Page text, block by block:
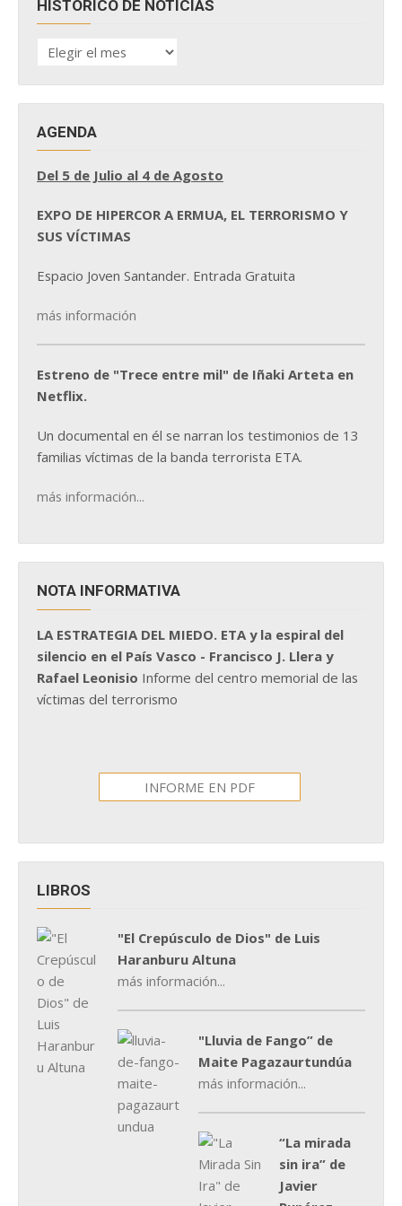
HISTÓRICO DE NOTICIAS
HISTÓRICO
DE
AGENDA
Del 5 de Julio al 4 de Agosto
EXPO DE HIPERCOR A ERMUA, EL TERRORISMO Y
SUS VÍCTIMAS
Espacio Joven Santander. Entrada Gratuita
más información
Estreno de "Trece entre mil" de Iñaki Arteta en
Netflix.
Un documental en él se narran los testimonios de 13
familias víctimas de la banda terrorista ETA.
más información...
NOTA INFORMATIVA
LA ESTRATEGIA DEL MIEDO. ETA y la espiral del
silencio en el País Vasco - Francisco J. Llera y
Rafael Leonisio Informe del centro memorial de las
víctimas del terrorismo
INFORME EN PDF
LIBROS
"El Crepúsculo de Dios" de Luis
Haranburu Altuna
más información...
"Lluvia de Fango” de
Maite Pagazaurtundúa
más información...
“La mirada
sin ira” de
Javier